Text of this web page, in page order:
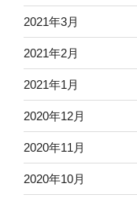
2021年3月
2021年2月
2021年1月
2020年12月
2020年11月
2020年10月